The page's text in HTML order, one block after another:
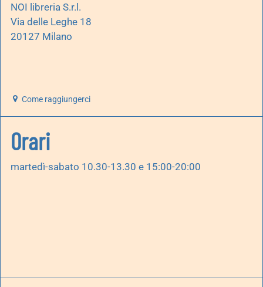
NOI libreria S.r.l.
Via delle Leghe 18
20127 Milano
Come raggiungerci
Orari
martedì-sabato 10.30-13.30 e 15:00-20:00